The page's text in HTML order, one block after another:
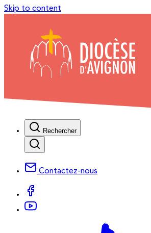
Skip to content
Rechercher
Contactez-nous